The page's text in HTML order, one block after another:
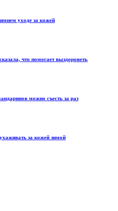
уходе за кожей
что помогает выздороветь
можно съесть за раз
за кожей зимой